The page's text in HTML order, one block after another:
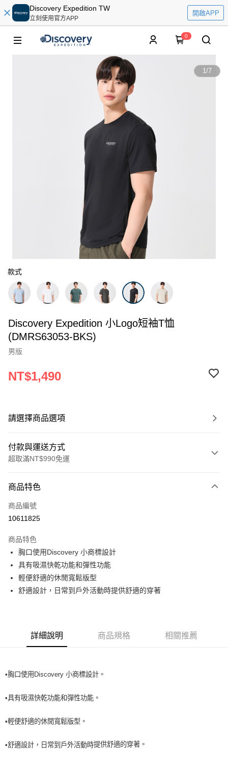
Discovery Expedition TW
立刻使用官方APP
開啟APP
0
1/7
款式
Discovery Expedition 小Logo短袖T恤
(DMRS63053-BKS)
男版
NT$1,490
請選擇商品選項
付款與運送方式
超取滿NT$990免運
信用卡一次付款
超商取貨付款
Apple Pay
運送方式
全家取貨付款<未取貨列黑名單/不支援離島取退>
每筆NT$60，滿NT$990(含以上)免運費
每筆NT$60，滿NT$990(含以上)免運費
每筆NT$60，滿NT$990(含以上)免運費
宅配
商品特色
商品編號
10611825
商品特色
胸口使用Discovery 小商標設計
具有吸濕快乾功能和彈性功能
輕便舒適的休閒寬鬆版型
舒適設計，日常到戶外活動時提供舒適的穿著
詳細說明 商品規格 相關推薦
•胸口使用Discovery 小商標設計。
•具有吸濕快乾功能和彈性功能。
•輕便舒適的休閒寬鬆版型。
•舒適設計 ， 日常到戶外活動時提供舒適的穿著。